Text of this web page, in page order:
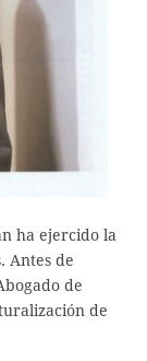
ha ejercido la
Antes de
de
de